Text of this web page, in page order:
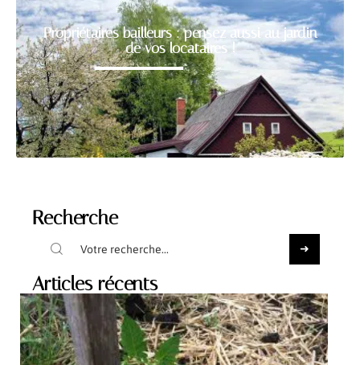
Propriétaires bailleurs : pensez aussi au jardin
de vos locataires !
Recherche
Articles récents